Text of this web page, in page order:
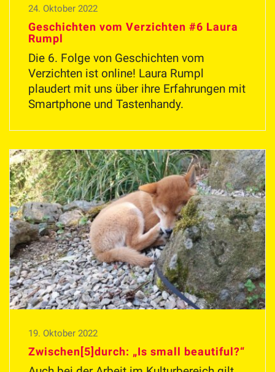
24. Oktober 2022
Geschichten vom Verzichten #6 Laura
Rumpl
Die 6. Folge von Geschichten vom
Verzichten ist online! Laura Rumpl
plaudert mit uns über ihre Erfahrungen mit
Smartphone und Tastenhandy.
19. Oktober 2022
Zwischen[5]durch: „Is small beautiful?“